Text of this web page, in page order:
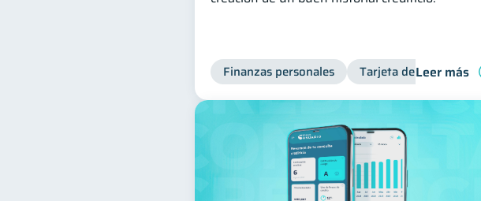
Finanzas personales Tarjeta de crédito
Leer más